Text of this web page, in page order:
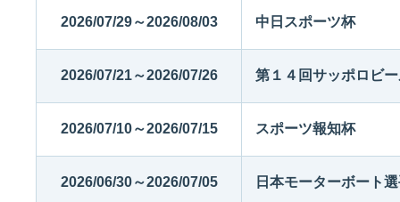
2026/07/29～2026/08/03 中日スポーツ杯
2026/07/21～2026/07/26 第１４回サッポロビ
2026/07/10～2026/07/15 スポーツ報知杯
2026/06/30～2026/07/05 日本モーターボート